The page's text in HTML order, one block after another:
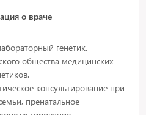
о враче
генетик.
общества медицинских
консультирование при
пренатальное